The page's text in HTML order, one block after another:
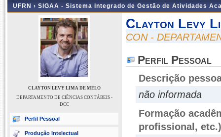
UFRN › SIGAA - Sistema Integrado de Gestão de Atividades
CLAYTON LEVY LIMA DE MELO
DEPARTAMENTO DE CIÊNCIAS CONTÁBEIS -
DCC
Perfil Pessoal
Produção Intelectual
Clayton Levy
CON -
Perfil Pessoal
Descrição
não informada
Formação
profissional, etc.)